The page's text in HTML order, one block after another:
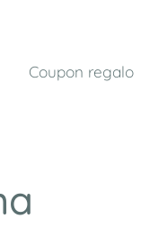
Coupon regalo